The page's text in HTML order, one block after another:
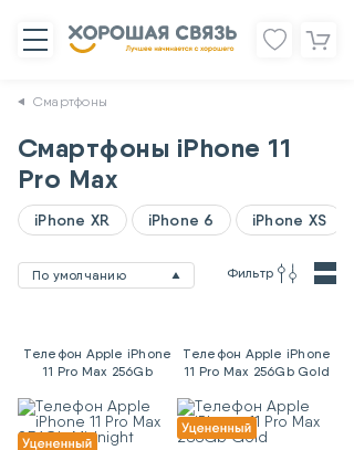
Смартфоны
Смартфоны iPhone 11
Pro Max
iPhone XR iPhone 6 iPhone XS
По умолчанию Фильтр
Телефон Apple iPhone
11 Pro Max 256Gb
Телефон Apple iPhone
11 Pro Max 256Gb Gold